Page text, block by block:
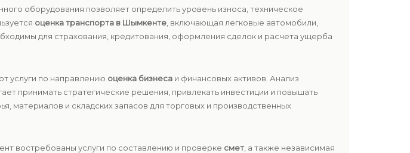
оборудования позволяет определить уровень износа, техническое
оценка транспорта в Шымкенте , включающая легковые автомобили,
для страхования, кредитования, оформления сделок и расчета ущерба
услуги по направлению оценка бизнеса и финансовых активов. Анализ
принимать стратегические решения, привлекать инвестиции и повышать
материалов и складских запасов для торговых и производственных
востребованы услуги по составлению и проверке смет , а также независимая